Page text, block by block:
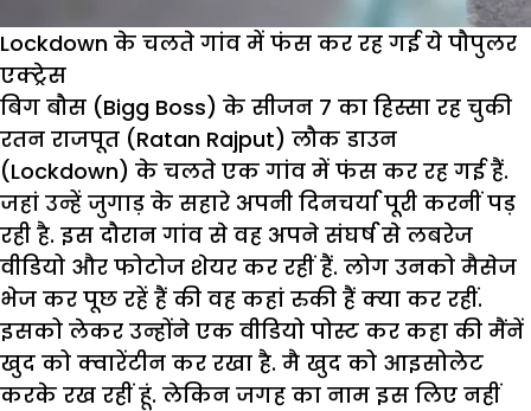
Lockdown के चलते गांव में फंस कर रह गई ये पौपुलर
एक्ट्रेस
बिग बौस (Bigg Boss) के सीजन 7 का हिस्सा रह चुकी
रतन राजपूत (Ratan Rajput) लौक डाउन
(Lockdown) के चलते एक गांव में फंस कर रह गई हैं.
जहां उन्हें जुगाड़ के सहारे अपनी दिनचर्या पूरी करनीं पड़
रही है. इस दौरान गांव से वह अपने संघर्ष से लबरेज
वीडियो और फोटोज शेयर कर रहीं हैं. लोग उनको मैसेज
भेज कर पूछ रहें हैं की वह कहां रुकी हैं क्या कर रहीं.
इसको लेकर उन्होंने एक वीडियो पोस्ट कर कहा की मैंनें
खुद को क्वारेंटीन कर रखा है. मै खुद को आइसोलेट
करके रख रहीं हूं. लेकिन जगह का नाम इस लिए नहीं